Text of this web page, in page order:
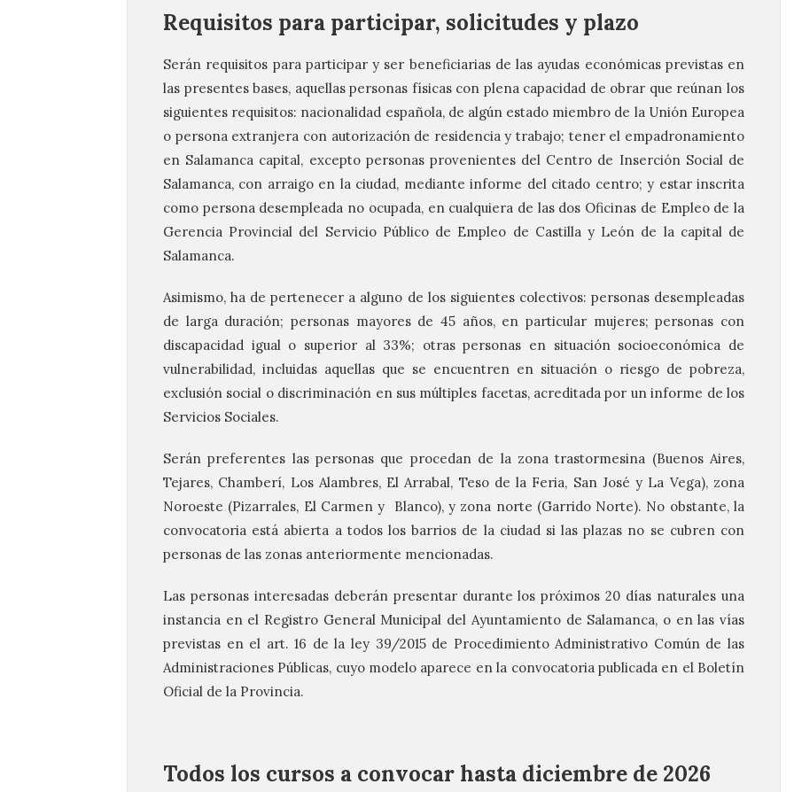
Requisitos para participar, solicitudes y plazo
Serán requisitos para participar y ser beneficiarias de las ayudas económicas previstas en
las presentes bases, aquellas personas físicas con plena capacidad de obrar que reúnan los
siguientes requisitos: nacionalidad española, de algún estado miembro de la Unión Europea
o persona extranjera con autorización de residencia y trabajo; tener el empadronamiento
en Salamanca capital, excepto personas provenientes del Centro de Inserción Social de
Salamanca, con arraigo en la ciudad, mediante informe del citado centro; y estar inscrita
como persona desempleada no ocupada, en cualquiera de las dos Oficinas de Empleo de la
Gerencia Provincial del Servicio Público de Empleo de Castilla y León de la capital de
Salamanca.
Asimismo, ha de pertenecer a alguno de los siguientes colectivos: personas desempleadas
de larga duración; personas mayores de 45 años, en particular mujeres; personas con
discapacidad igual o superior al 33%; otras personas en situación socioeconómica de
vulnerabilidad, incluidas aquellas que se encuentren en situación o riesgo de pobreza,
exclusión social o discriminación en sus múltiples facetas, acreditada por un informe de los
Servicios Sociales.
Serán preferentes las personas que procedan de la zona trastormesina (Buenos Aires,
Tejares, Chamberí, Los Alambres, El Arrabal, Teso de la Feria, San José y La Vega), zona
Noroeste (Pizarrales, El Carmen y Blanco), y zona norte (Garrido Norte). No obstante, la
convocatoria está abierta a todos los barrios de la ciudad si las plazas no se cubren con
personas de las zonas anteriormente mencionadas.
Las personas interesadas deberán presentar durante los próximos 20 días naturales una
instancia en el Registro General Municipal del Ayuntamiento de Salamanca, o en las vías
previstas en el art. 16 de la ley 39/2015 de Procedimiento Administrativo Común de las
Administraciones Públicas, cuyo modelo aparece en la convocatoria publicada en el Boletín
Oficial de la Provincia.
Todos los cursos a convocar hasta diciembre de 2026